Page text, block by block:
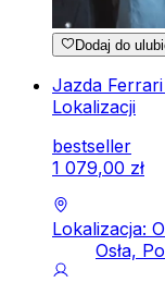
Dodaj do
Jazda
Lokalizacji
bestseller
1 079,00 zł
Lokalizacja:
Osła,